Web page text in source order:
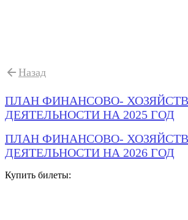
Назад
ПЛАН ФИНАНСОВО-
ДЕЯТЕЛЬНОСТИ НА 2025 ГОД
ПЛАН ФИНАНСОВО-
ДЕЯТЕЛЬНОСТИ НА 2026 ГОД
Купить билеты: